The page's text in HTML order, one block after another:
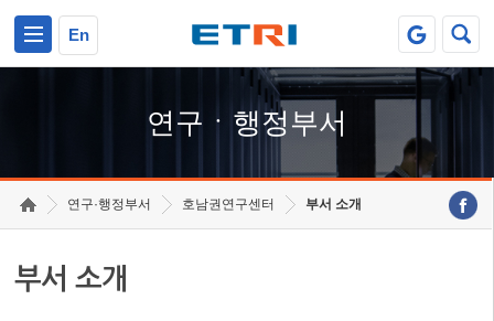
En
연구ㆍ행정부서
연구·행정부서 호남권연구센터 부서 소개
부서 소개